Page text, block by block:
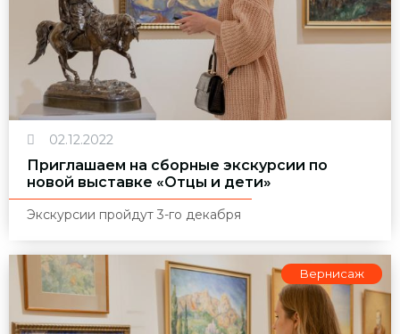
02.12.2022
Приглашаем на сборные экскурсии по
новой выставке «Отцы и дети»
Экскурсии пройдут 3-го декабря
Вернисаж